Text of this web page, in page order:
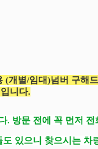
(개별/임대)넘버 구해
니다.
. 방문 전에 꼭 먼저 전
있으니 찾으시는 차